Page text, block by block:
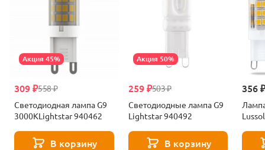
Акция 45%
558 ₽
309 ₽
Светодиодная лампа G9
3000KLightstar 940462
В корзину
Акция 50%
503 ₽
259 ₽
Светодиодные лампа G9
Lightstar 940492
В корзину
356